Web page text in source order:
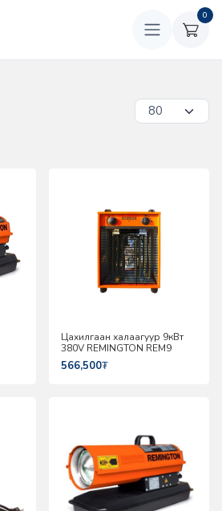
0
Цахилгаан халаагуур 9кВт
380V REMINGTON REM9
566,500₮